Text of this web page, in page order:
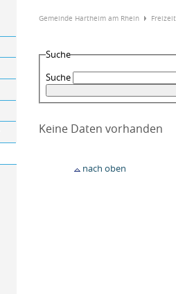
Gemeinde Hartheim am Rhein
Suche
Suche
Keine Daten vorhanden
nach oben